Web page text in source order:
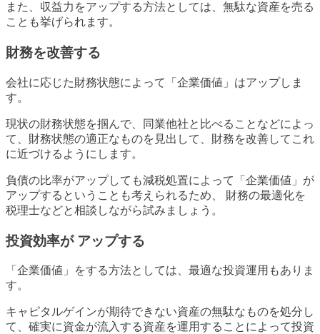
また、収益力をアップする方法としては、無駄な資産を売る
ことも挙げられます。
財務を改善する
会社に応じた財務状態によって「企業価値」はアップしま
す。
現状の財務状態を掴んで、同業他社と比べることなどによっ
て、財務状態の適正なものを見出して、財務を改善してこれ
に近づけるようにします。
負債の比率がアップしても減税処置によって「企業価値」が
アップするということも考えられるため、 財務の最適化を
税理士などと相談しながら試みましょう。
投資効率が アップする
「企業価値」をする方法としては、最適な投資運用もありま
す。
キャピタルゲインが期待できない資産の無駄なものを処分し
て、確実に資金が流入する資産を運用することによって投資